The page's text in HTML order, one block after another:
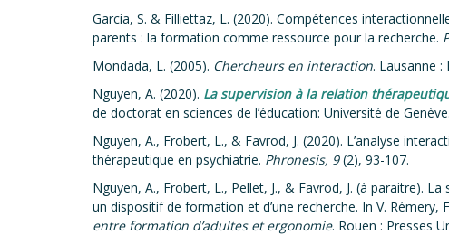
Garcia, S. & Filliettaz, L. (2020). Compétences
parents : la formation comme ressource pour la recherche.
Mondada, L. (2005). Chercheurs en interaction. Lausanne :
Nguyen, A. (2020). La supervision à la relation
de doctorat en sciences de l’éducation: Université de Genève.
Nguyen, A., Frobert, L., & Favrod, J. (2020). L’analyse
thérapeutique en psychiatrie. Phronesis, 9(2), 93-107.
Nguyen, A., Frobert, L., Pellet, J., & Favrod, J. (à paraitre).
un dispositif de formation et d’une recherche. In V. Rémery,
entre formation d’adultes et ergonomie. Rouen : Presses